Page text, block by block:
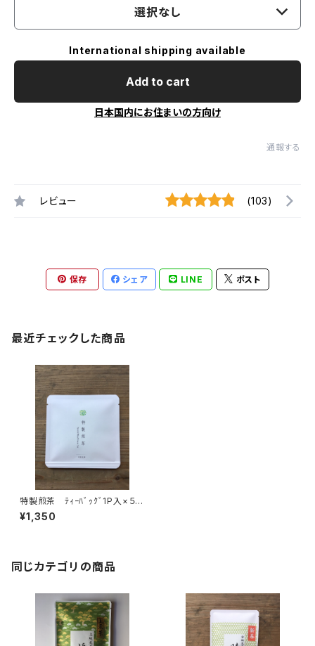
選択なし
International shipping available
Add to cart
日本国内にお住まいの方向け
通報する
レビュー (103)
保存 シェア LINE ポスト
最近チェックした商品
特製煎茶 ﾃｨｰﾊﾞｯｸﾞ1P入×５
個 ティーバッグ 個包装
１パック入り 島根ギフト プレ
¥1,350
同じカテゴリの商品